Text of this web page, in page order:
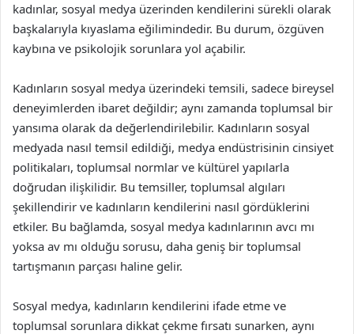
kadınlar, sosyal medya üzerinden kendilerini sürekli olarak
başkalarıyla kıyaslama eğilimindedir. Bu durum, özgüven
kaybına ve psikolojik sorunlara yol açabilir.
Kadınların sosyal medya üzerindeki temsili, sadece bireysel
deneyimlerden ibaret değildir; aynı zamanda toplumsal bir
yansıma olarak da değerlendirilebilir. Kadınların sosyal
medyada nasıl temsil edildiği, medya endüstrisinin cinsiyet
politikaları, toplumsal normlar ve kültürel yapılarla
doğrudan ilişkilidir. Bu temsiller, toplumsal algıları
şekillendirir ve kadınların kendilerini nasıl gördüklerini
etkiler. Bu bağlamda, sosyal medya kadınlarının avcı mı
yoksa av mı olduğu sorusu, daha geniş bir toplumsal
tartışmanın parçası haline gelir.
Sosyal medya, kadınların kendilerini ifade etme ve
toplumsal sorunlara dikkat çekme fırsatı sunarken, aynı